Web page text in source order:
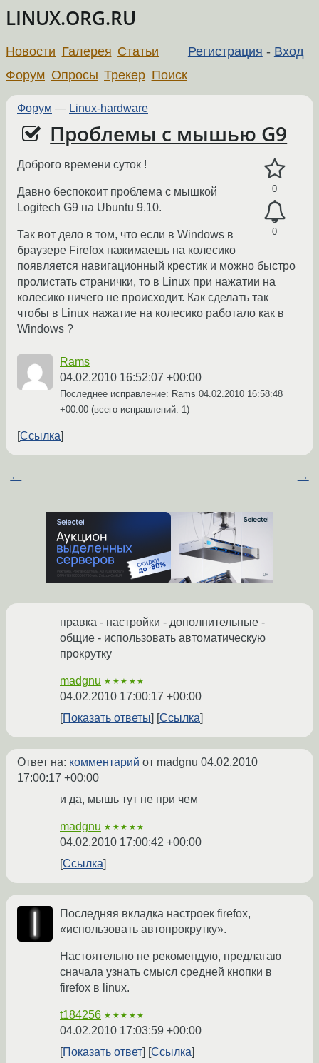
LINUX.ORG.RU
Регистрация - Вход
Новости Галерея Статьи
Форум Опросы Трекер Поиск
Форум — Linux-hardware
Проблемы с мышью G9
0
0
Доброго времени суток !
Давно беспокоит проблема с мышкой
Logitech G9 на Ubuntu 9.10.
Так вот дело в том, что если в Windows в
браузере Firefox нажимаешь на колесико
появляется навигационный крестик и можно быстро
пролистать странички, то в Linux при нажатии на
колесико ничего не происходит. Как сделать так
чтобы в Linux нажатие на колесико работало как в
Windows ?
Rams
04.02.2010 16:52:07 +00:00
Последнее исправление: Rams 04.02.2010 16:58:48
+00:00 (всего исправлений: 1)
Ссылка
← →
правка - настройки - дополнительные -
общие - использовать автоматическую
прокрутку
madgnu ★★★★★
04.02.2010 17:00:17 +00:00
Показать ответы
Ссылка
Ответ на: комментарий от madgnu 04.02.2010
17:00:17 +00:00
и да, мышь тут не при чем
madgnu ★★★★★
04.02.2010 17:00:42 +00:00
Ссылка
Последняя вкладка настроек firefox,
«использовать автопрокрутку».
Настоятельно не рекомендую, предлагаю
сначала узнать смысл средней кнопки в
firefox в linux.
t184256 ★★★★★
04.02.2010 17:03:59 +00:00
Показать ответ
Ссылка